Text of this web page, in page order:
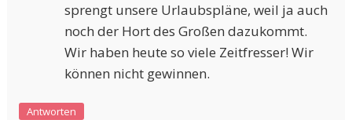
sprengt unsere Urlaubspläne, weil ja auch
noch der Hort des Großen dazukommt.
Wir haben heute so viele Zeitfresser! Wir
können nicht gewinnen.
Antworten